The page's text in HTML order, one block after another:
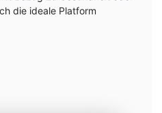
die ideale Platform